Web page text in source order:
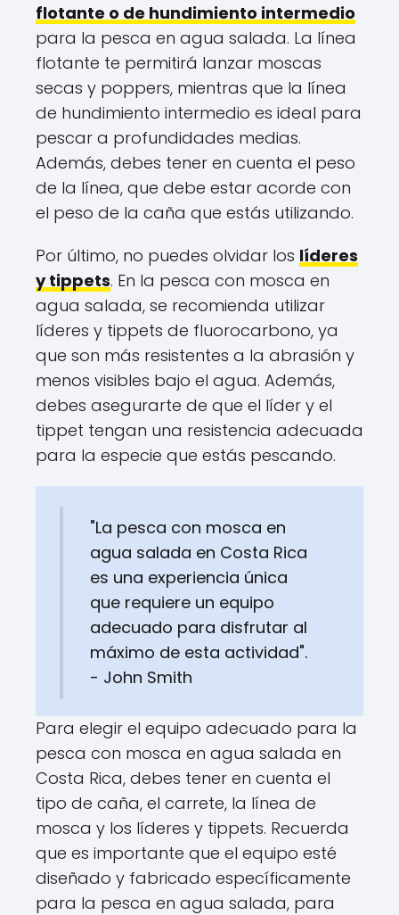
flotante o de hundimiento intermedio
para la pesca en agua salada. La línea
flotante te permitirá lanzar moscas
secas y poppers, mientras que la línea
de hundimiento intermedio es ideal para
pescar a profundidades medias.
Además, debes tener en cuenta el peso
de la línea, que debe estar acorde con
el peso de la caña que estás utilizando.
Por último, no puedes olvidar los líderes
y tippets. En la pesca con mosca en
agua salada, se recomienda utilizar
líderes y tippets de fluorocarbono, ya
que son más resistentes a la abrasión y
menos visibles bajo el agua. Además,
debes asegurarte de que el líder y el
tippet tengan una resistencia adecuada
para la especie que estás pescando.
"La pesca con mosca en
agua salada en Costa Rica
es una experiencia única
que requiere un equipo
adecuado para disfrutar al
máximo de esta actividad".
- John Smith
Para elegir el equipo adecuado para la
pesca con mosca en agua salada en
Costa Rica, debes tener en cuenta el
tipo de caña, el carrete, la línea de
mosca y los líderes y tippets. Recuerda
que es importante que el equipo esté
diseñado y fabricado específicamente
para la pesca en agua salada, para